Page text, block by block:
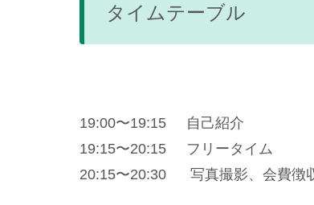
タイムテーブル
19:00〜19:15 自己紹介
19:15〜20:15 フリータイム
20:15〜20:30 写真撮影、会費徴